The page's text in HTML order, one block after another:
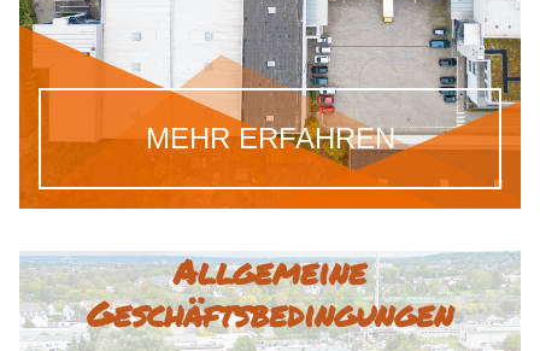
MEHR ERFAHREN
Allgemeine
Geschäftsbedingungen